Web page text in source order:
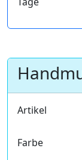
Artikel
Farbe